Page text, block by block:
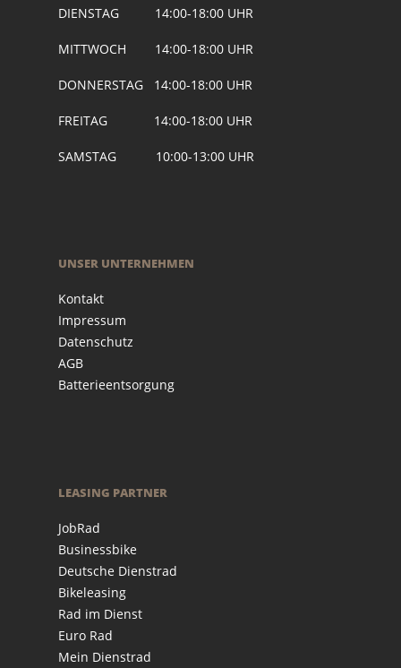
DIENSTAG 14:00-18:00 UHR
MITTWOCH 14:00-18:00 UHR
DONNERSTAG 14:00-18:00 UHR
FREITAG 14:00-18:00 UHR
SAMSTAG 10:00-13:00 UHR
UNSER UNTERNEHMEN
Kontakt
Impressum
Datenschutz
AGB
Batterieentsorgung
LEASING PARTNER
JobRad
Businessbike
Deutsche Dienstrad
Bikeleasing
Rad im Dienst
Euro Rad
Mein Dienstrad